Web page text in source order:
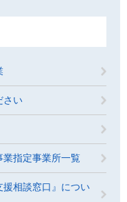
さい
業指定事業所一覧
援相談窓口』につい